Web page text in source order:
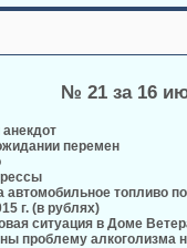
№ 21 за 16
перемен
автомобильное топливо
г. (в рублях)
ситуация в Доме
проблему алкоголизма